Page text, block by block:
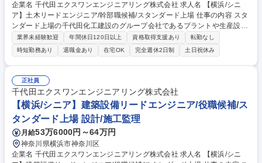
企業名 千代田エクスワンエンジニアリング株式会社 求人名 【横浜/シニ
ア】土木リードエンジニア/幹部職候補/スタンダード上場 仕事の内容 スタ
ンダード上場の千代田化工建設のグループ会社であるプラントや生産設備
の設計、調達、建設、メンテナンスを行っている当社にて、土木建築設
計・調達などをお任せいたします。※経験者（幹部候補）での採用 【詳
細】プラントの構造設計や基礎工事など土木関連及び建築物の各種設計、
調達から現地での施工管理に至るまでの業務を担当していただきます■顧
客ヒアリング：顧客要望ヒアリングや提案など■積算・見積：係る費用の
算出から、顧客へ提示・交渉など■各種設計・計画業務：構造や基礎工事
などの土木関連の設計・計画等■内外装や設備工事などの建築関連の設
計・計画等■施工管理：工事時の際には現地での安全・品質・工程管理 募
集職種 【横浜/シニア】土木リードエンジニア/幹部職候補/スタンダード上
場
業界未経験歓迎 年間休日120日以上 資格取得支援あり
転勤なし
時短勤務あり
退職金あり 在宅OK 完全週休2日制 土日祝休み
正社員
千代田エクスワンエンジニアリング株式会社
【横浜/シニア】建築設備リードエンジニア/役職候補/ス
タンダード上場 設計/施工監理
月給53万6000円～64万円
神奈川県横浜市神奈川区
企業名 千代田エクスワンエンジニアリング株式会社 求人名 【横浜/シニ